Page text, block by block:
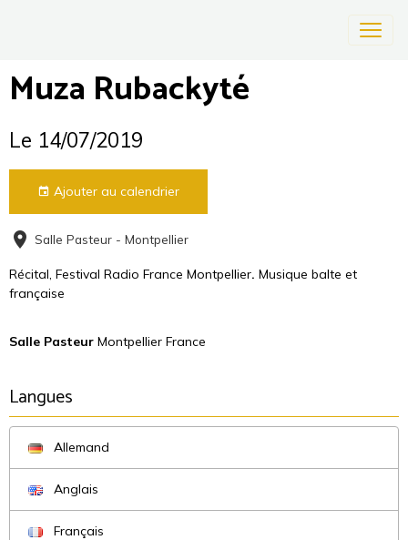
Muza Rubackyté
Le 14/07/2019
Ajouter au calendrier
Salle Pasteur - Montpellier
Récital, Festival Radio France Montpellier. Musique balte et
française
Salle Pasteur Montpellier France
Langues
Allemand
Anglais
Français